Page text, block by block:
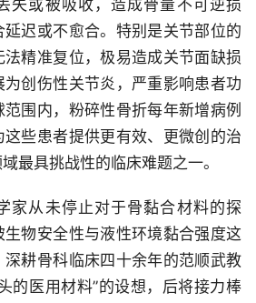
失或被吸收，造成骨量不可逆损
迟或不愈合。特别是关节部位的
精准复位，极易造成关节面缺损
创伤性关节炎，严重影响患者功
围内，粉碎性骨折每年新增病例
些患者提供更有效、更微创的治
最具挑战性的临床难题之一。
家从未停止对于骨黏合材料的探
物安全性与液性环境黏合强度这
耕骨科临床四十余年的范顺武教
的医用材料”的设想，后将接力棒